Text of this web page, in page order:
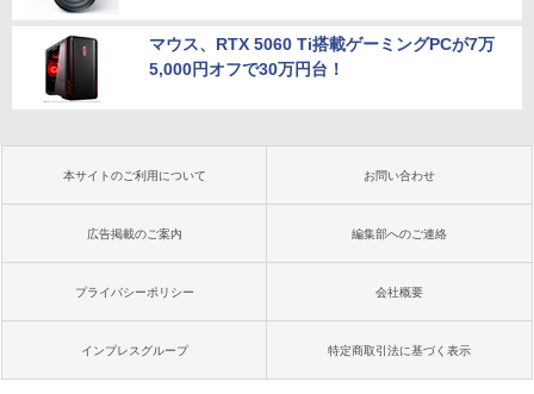
マウス、RTX 5060 Ti搭載ゲーミングPCが7万
5,000円オフで30万円台！
本サイトのご利用について お問い合わせ
広告掲載のご案内 編集部へのご連絡
プライバシーポリシー 会社概要
インプレスグループ 特定商取引法に基づく表示